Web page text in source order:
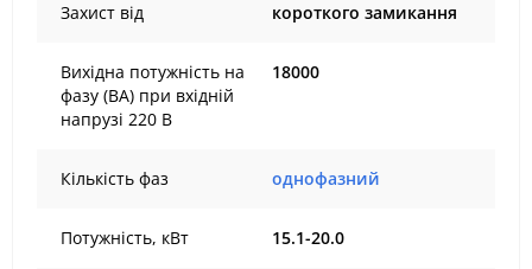
Захист від короткого замикання
Вихідна потужність на
фазу (ВА) при вхідній
напрузі 220 В
18000
Кількість фаз однофазний
Потужність, кВт 15.1-20.0